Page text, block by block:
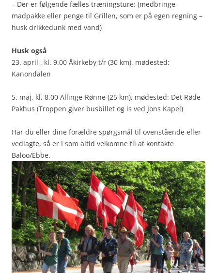
– Der er følgende fælles træningsture: (medbringe
madpakke eller penge til Grillen, som er på egen regning –
husk drikkedunk med vand)
Husk også
23. april , kl. 9.00 Åkirkeby t/r (30 km), mødested:
Kanondalen
5. maj, kl. 8.00 Allinge-Rønne (25 km), mødested: Det Røde
Pakhus (Troppen giver busbillet og is ved Jons Kapel)
Har du eller dine forældre spørgsmål til ovenstående eller
vedlagte, så er I som altid velkomne til at kontakte
Baloo/Ebbe.